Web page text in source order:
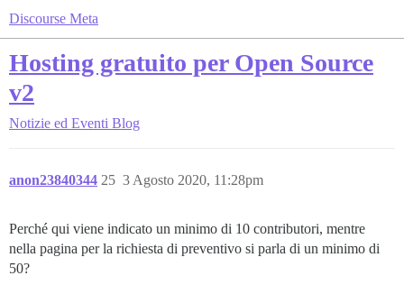
Discourse Meta
Hosting gratuito per Open Source
v2
Notizie ed Eventi Blog
anon23840344 3 Agosto 2020, 11:28pm
25
Perché qui viene indicato un minimo di 10 contributori, mentre
nella pagina per la richiesta di preventivo si parla di un minimo di
50?